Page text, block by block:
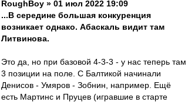
RoughBoy » 01 июл 2022 19:09
...В середине большая конкуренция
возникает однако. Абаскаль видит там
Литвинова.
Это да, но при базовой 4-3-3 - у нас теперь там
3 позиции на поле. С Балтикой начинали
Денисов - Умяров - Зобнин, например. Ещё
есть Мартинс и Пруцев (игравшие в старте